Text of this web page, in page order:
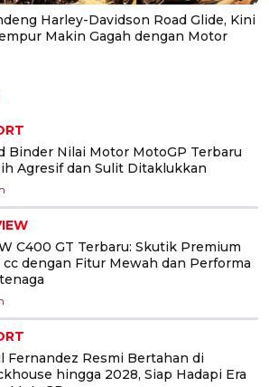
Harley-Davidson Road Glide, Kini
Makin Gagah dengan Motor
Binder Nilai Motor MotoGP Terbaru
Agresif dan Sulit Ditaklukkan
C400 GT Terbaru: Skutik Premium
cc dengan Fitur Mewah dan Performa
Fernandez Resmi Bertahan di
hingga 2028, Siap Hadapi Era